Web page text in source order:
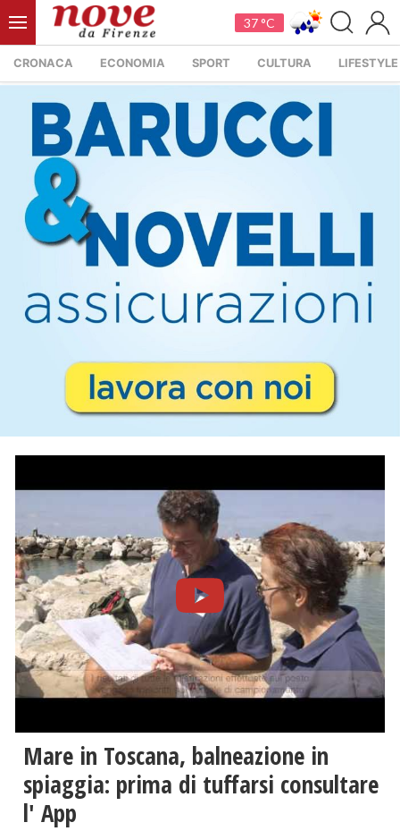
37 °C
CRONACA ECONOMIA SPORT CULTURA LIFESTYLE
Mare in Toscana, balneazione in
spiaggia: prima di tuffarsi consultare
l' App